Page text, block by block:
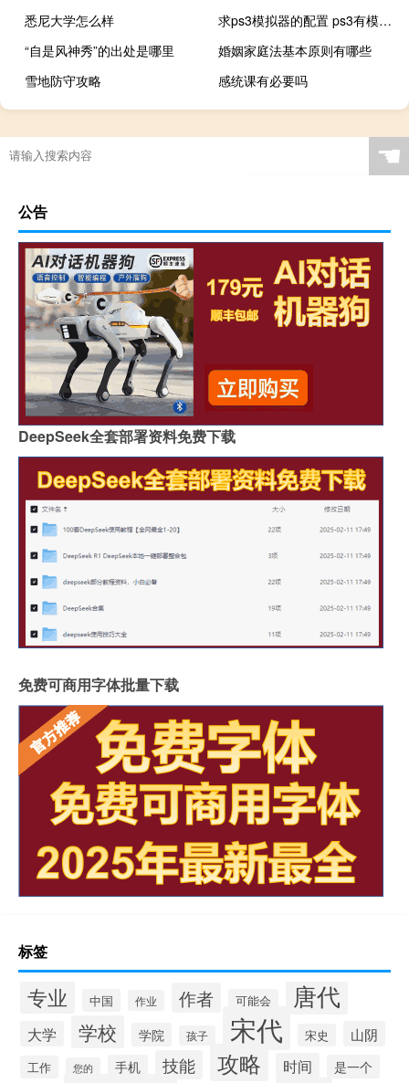
悉尼大学怎么样
求ps3模拟器的配置 ps3有模拟器吗
“自是风神秀”的出处是哪里
婚姻家庭法基本原则有哪些
雪地防守攻略
感统课有必要吗
☚
公告
DeepSeek全套部署资料免费下载
免费可商用字体批量下载
标签
专业 中国 作业 作者 可能会 唐代
大学 学校 学院 孩子 宋代 宋史 山阴
工作 您的 手机 技能 攻略 时间 是一个